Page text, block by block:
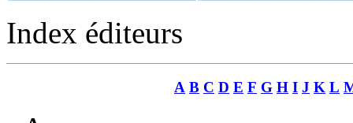
Index éditeurs
A B C D E F G H I J K L